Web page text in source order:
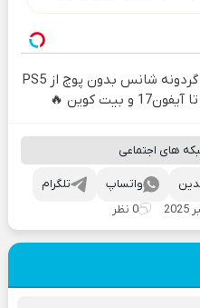
گردونه شانس بدون پوچ از PS5
تا آیفون17 و بیت کوین 🔥
های اجتماعی
تلگرام واتساپ
0 نظر